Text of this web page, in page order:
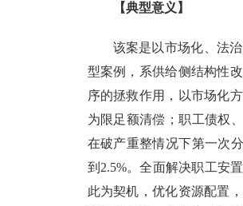
【典型意义】
该案是以市场化、法
型案例，系供给侧结构性
序的拯救作用，以市场化
为限足额清偿；职工债权
在破产重整情况下第一次
到2.5%。全面解决职工安
此为契机，优化资源配置